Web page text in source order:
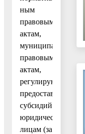
ным
правовым
актам,
муниципальным
правовым
актам,
регулирующим
предоставление
субсидий
юридическим
лицам (за